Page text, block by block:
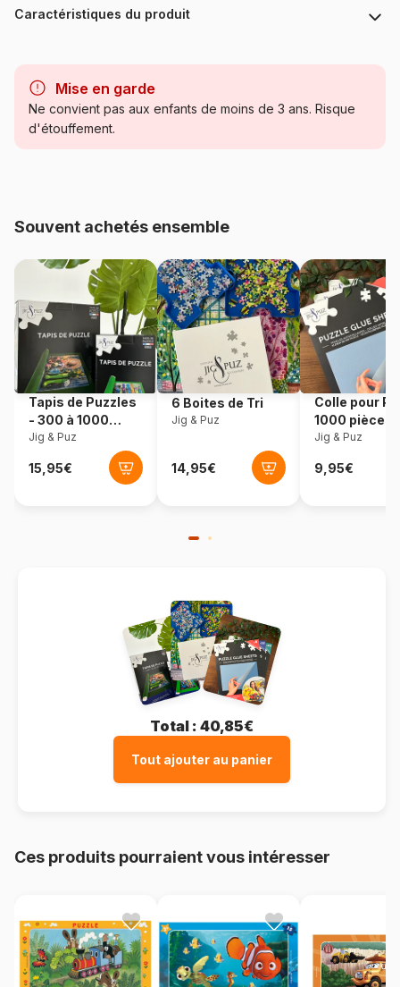
Caractéristiques du produit
Catégorie Puzzles - Disney
8590878361119
Nombre de pièces 24 pièces
Dimensions 27 x 18 cm
Mise en garde
Ne convient pas aux enfants de moins de 3 ans. Risque
d'étouffement.
Souvent achetés ensemble
Tapis de Puzzles
- 300 à 1000
pièces
Jig & Puz
6 Boites de Tri
Jig & Puz
Colle pour
1000 pièces
Jig & Puz
Total : 40,85€
Tout ajouter au panier
Ces produits pourraient vous intéresser